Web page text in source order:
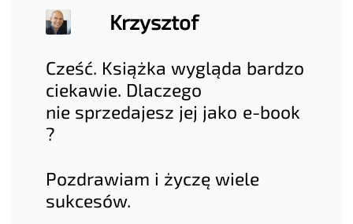
Krzysztof
Cześć. Książka wygląda bardzo
ciekawie. Dlaczego
nie sprzedajesz jej jako e-book
?
Pozdrawiam i życzę wiele
sukcesów.